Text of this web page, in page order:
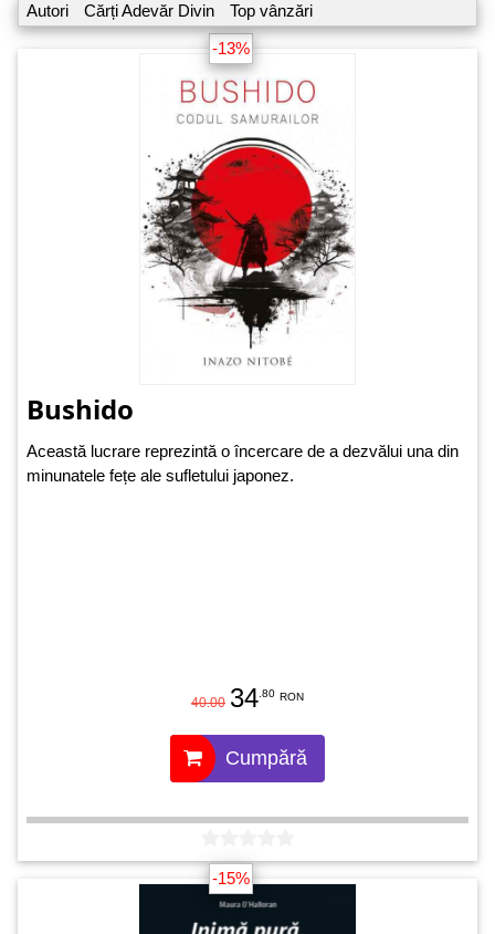
Autori Cărți Adevăr Divin
Top vânzări
-13%
Bushido
Această lucrare reprezintă o încercare de a dezvălui una din
minunatele fețe ale sufletului japonez.
40.00 34 .80 RON
Cumpără
-15%